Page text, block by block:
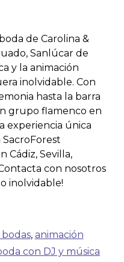
de Carolina &
Sanlúcar de
y la animación
inolvidable. Con
hasta la barra
grupo flamenco en
experiencia única
SacroForest
Cádiz, Sevilla,
con nosotros
inolvidable!
, animación
con DJ y música